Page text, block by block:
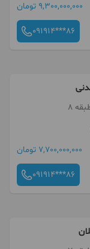
9,300,000,000 تومان
091914***86
7,700,000,000 تومان
091914***86